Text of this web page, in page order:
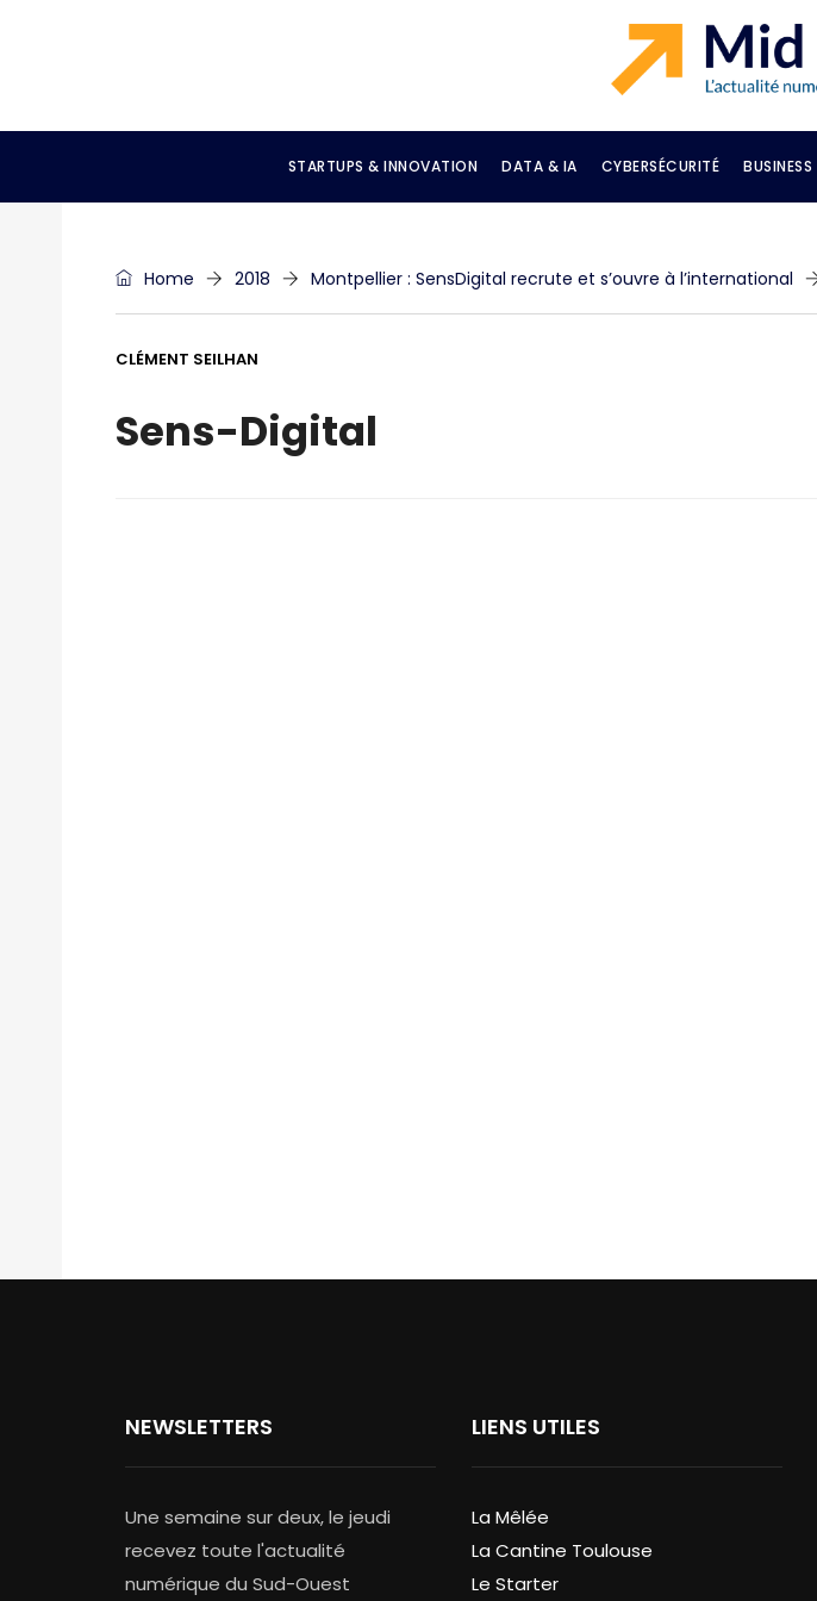
STARTUPS & INNOVATION DATA & IA CYBERSÉCURITÉ BUSINESS
Home 2018 Montpellier : SensDigital recrute et s’ouvre à l’international
CLÉMENT SEILHAN
Sens-Digital
NEWSLETTERS
Une semaine sur deux, le jeudi
recevez toute l'actualité
numérique du Sud-Ouest
LIENS UTILES
La Mêlée
La Cantine Toulouse
Le Starter